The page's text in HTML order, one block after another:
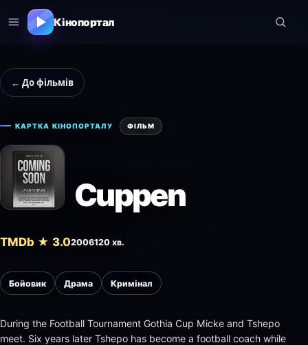
Кінопортал
← До фільмів
КАРТКА КІНОПОРТАЛУ ФІЛЬМ
Cuppen
TMDb ★ 3.02006120 хв.
Бойовик Драма Кримінал
During the Football Tournament Gothia Cup Micke and Tshepo
meet. Six years later Tshepo has become a football coach while